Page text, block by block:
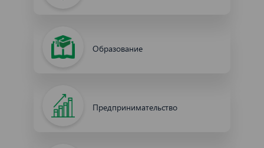
Образование
Предпринимательство